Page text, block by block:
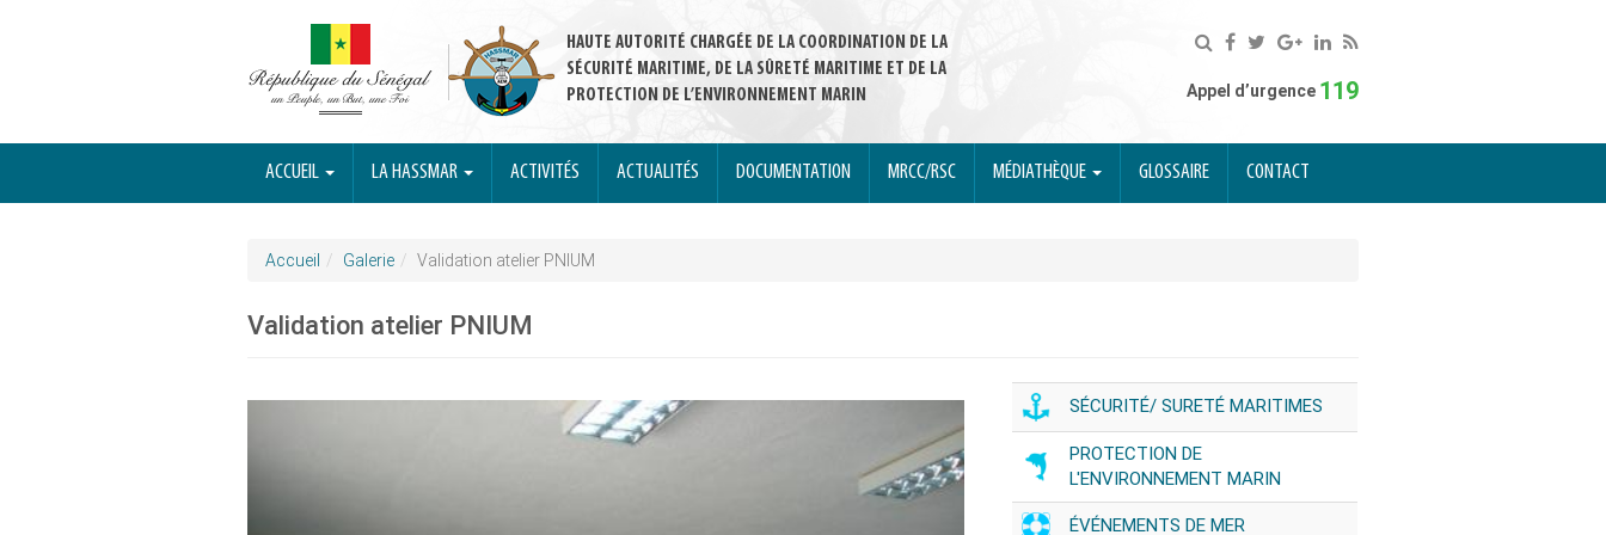
HAUTE AUTORITÉ CHARGÉE DE LA COORDINATION DE LA
SÉCURITÉ MARITIME, DE LA SÛRETÉ MARITIME ET DE LA
PROTECTION DE L’ENVIRONNEMENT MARIN
Appel d’urgence 119
ACCUEIL LA HASSMAR ACTIVITÉS ACTUALITÉS DOCUMENTATION MRCC/RSC MÉDIATHÈQUE GLOSSAIRE CONTACT
Accueil Galerie Validation atelier PNIUM
Validation atelier PNIUM
SÉCURITÉ/ SURETÉ MARITIMES
PROTECTION DE
L'ENVIRONNEMENT MARIN
ÉVÉNEMENTS DE MER